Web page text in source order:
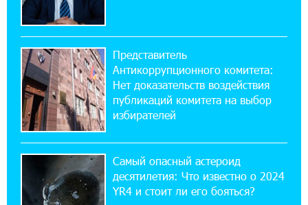
Пашинян ты упустил свой шанс уйти
спокойно. Аршак Карапетян
12:04:53 28-07-2026
Обновленный Центр продаж и обслуживания
Ucom открылся по адресу ул. Шаумяна, 24/2
в Арарате
Никогда Нагорный Карабах не был в составе
независимого Азербайджана. Аршак
Карапетян
Представитель
Антикоррупционного комитета:
Нет доказательств воздействия
публикаций комитета на выбор
избирателей
Самый опасный астероид
десятилетия: Что известно о 2024
YR4 и стоит ли его бояться?